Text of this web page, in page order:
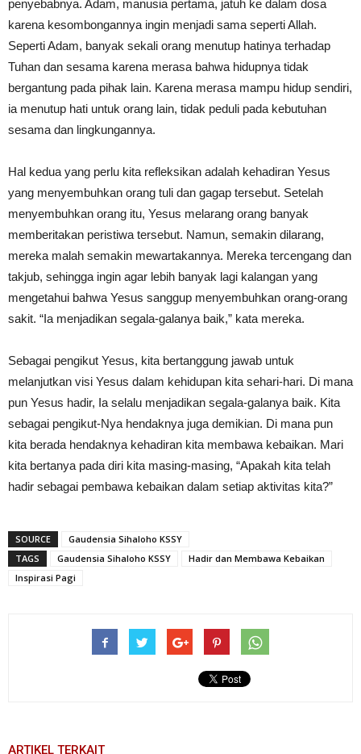
penyebabnya. Adam, manusia pertama, jatuh ke dalam dosa
karena kesombongannya ingin menjadi sama seperti Allah.
Seperti Adam, banyak sekali orang menutup hatinya terhadap
Tuhan dan sesama karena merasa bahwa hidupnya tidak
bergantung pada pihak lain. Karena merasa mampu hidup sendiri,
ia menutup hati untuk orang lain, tidak peduli pada kebutuhan
sesama dan lingkungannya.
Hal kedua yang perlu kita refleksikan adalah kehadiran Yesus
yang menyembuhkan orang tuli dan gagap tersebut. Setelah
menyembuhkan orang itu, Yesus melarang orang banyak
memberitakan peristiwa tersebut. Namun, semakin dilarang,
mereka malah semakin mewartakannya. Mereka tercengang dan
takjub, sehingga ingin agar lebih banyak lagi kalangan yang
mengetahui bahwa Yesus sanggup menyembuhkan orang-orang
sakit. “Ia menjadikan segala-galanya baik,” kata mereka.
Sebagai pengikut Yesus, kita bertanggung jawab untuk
melanjutkan visi Yesus dalam kehidupan kita sehari-hari. Di mana
pun Yesus hadir, Ia selalu menjadikan segala-galanya baik. Kita
sebagai pengikut-Nya hendaknya juga demikian. Di mana pun
kita berada hendaknya kehadiran kita membawa kebaikan. Mari
kita bertanya pada diri kita masing-masing, “Apakah kita telah
hadir sebagai pembawa kebaikan dalam setiap aktivitas kita?”
SOURCE
Gaudensia Sihaloho KSSY
TAGS
Gaudensia Sihaloho KSSY
Hadir dan Membawa Kebaikan
Inspirasi Pagi
ARTIKEL TERKAIT